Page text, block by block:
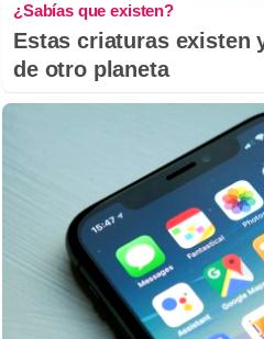
¿Sabías que existen?
Estas criaturas existen
de otro planeta